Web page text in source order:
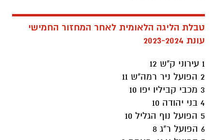
טבלת הליגה הלאומית לאחר המחזור החמישי
עונת 2023-2024
1 עירוני ק"ש 12
2 הפועל ניר רמה"ש 11
3 מכבי קביליו יפו 10
4 בני יהודה 10
5 הפועל נוף הגליל 10
6 הפועל ר"ג 8